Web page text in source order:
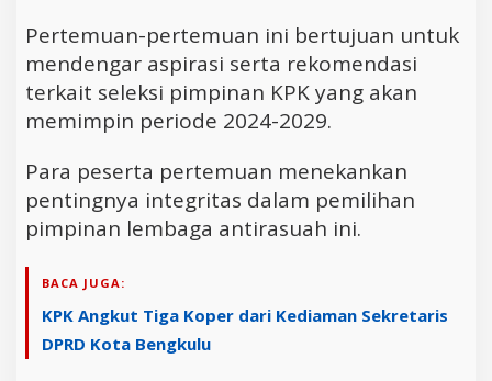
Pertemuan-pertemuan ini bertujuan untuk
mendengar aspirasi serta rekomendasi
terkait seleksi pimpinan KPK yang akan
memimpin periode 2024-2029.
Para peserta pertemuan menekankan
pentingnya integritas dalam pemilihan
pimpinan lembaga antirasuah ini.
BACA JUGA:
KPK Angkut Tiga Koper dari Kediaman Sekretaris
DPRD Kota Bengkulu